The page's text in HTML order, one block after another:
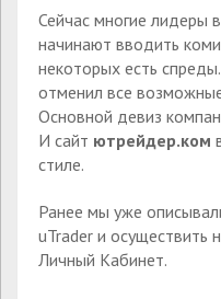
Сейчас многие лидеры
начинают вводить
некоторых есть
отменил все
Основной девиз
И сайт ютрейдер.ком
стиле.
Ранее мы уже
uTrader и осуществить
Личный Кабинет.